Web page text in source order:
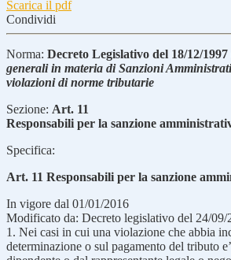
Scarica il pdf
Condividi
Norma: Decreto Legislativo del 18/12/1997
generali in materia di Sanzioni
violazioni di norme tributarie
Sezione: Art. 11
Responsabili per la sanzione
Specifica:
Art. 11 Responsabili per la sanzione
In vigore dal 01/01/2016
Modificato da: Decreto legislativo del 24/
1. Nei casi in cui una violazione che abbia
determinazione o sul pagamento del tributo